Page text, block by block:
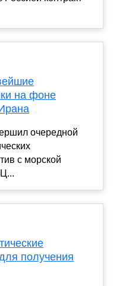
на фоне
очередной
с морской
получения